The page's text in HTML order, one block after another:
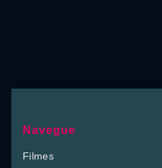
Navegue
Filmes